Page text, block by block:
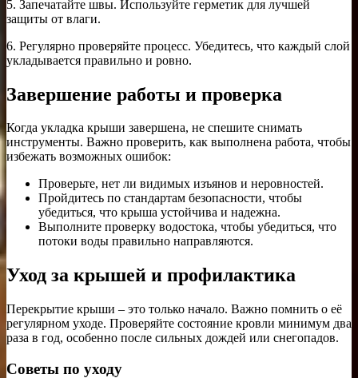
5. Запечатайте швы. Используйте герметик для лучшей
защиты от влаги.
6. Регулярно проверяйте процесс. Убедитесь, что каждый слой
укладывается правильно и ровно.
Завершение работы и проверка
Когда укладка крыши завершена, не спешите снимать
инструменты. Важно проверить, как выполнена работа, чтобы
избежать возможных ошибок:
Проверьте, нет ли видимых изъянов и неровностей.
Пройдитесь по стандартам безопасности, чтобы
убедиться, что крыша устойчива и надежна.
Выполните проверку водостока, чтобы убедиться, что
потоки воды правильно направляются.
Уход за крышей и профилактика
Перекрытие крыши – это только начало. Важно помнить о её
регулярном уходе. Проверяйте состояние кровли минимум два
раза в год, особенно после сильных дождей или снегопадов.
Советы по уходу